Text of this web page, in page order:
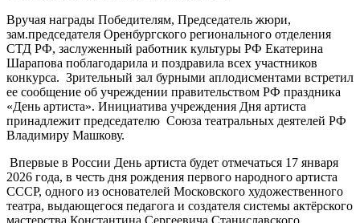
Вручая награды Победителям, Председатель жюри,
зам.председателя Оренбургского регионального отделения
СТД РФ, заслуженный работник культуры РФ Екатерина
Шарапова поблагодарила и поздравила всех участников
конкурса. Зрительный зал бурными аплодисментами встретил
ее сообщение об учреждении правительством РФ праздника
«День артиста». Инициатива учреждения Дня артиста
принадлежит председателю Союза театральных деятелей РФ
Владимиру Машкову.
Впервые в России День артиста будет отмечаться 17 января
2026 года, в честь дня рождения первого народного артиста
СССР, одного из основателей Московского художественного
театра, выдающегося педагога и создателя системы актёрского
мастерства Константина Сергеевича Станиславского.